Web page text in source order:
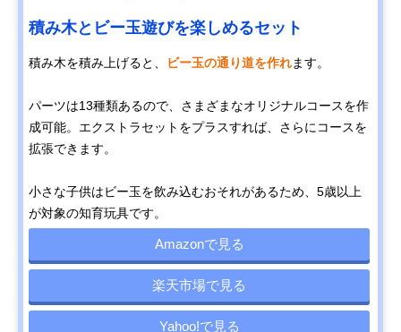
積み木とビー玉遊びを楽しめるセット
積み木を積み上げると、 ビー玉の通り道を作れます。
パーツは13種類あるので、さまざまなオリジナルコースを作
成可能。エクストラセットをプラスすれば、さらにコースを
拡張できます。
小さな子供はビー玉を飲み込むおそれがあるため、5歳以上
が対象の知育玩具です。
Amazonで見る
楽天市場で見る
Yahoo!で見る